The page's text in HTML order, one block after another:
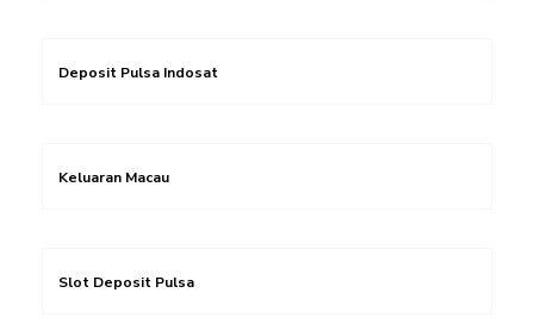
Deposit Pulsa Indosat
Keluaran Macau
Slot Deposit Pulsa